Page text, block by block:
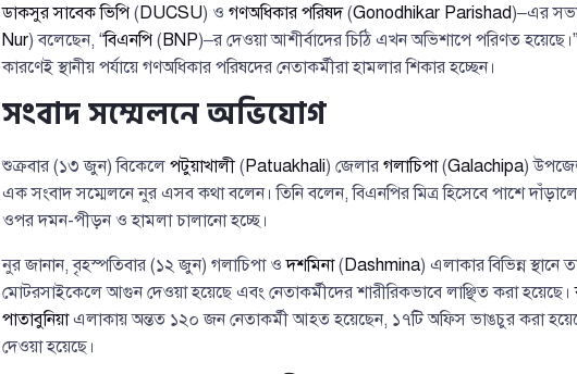
ডাকসুর সাবেক ভিপি(DUCSU) ও গণঅধিকার পরিষদ(Gonodhikar Parishad)–এর
Nur) বলেছেন, “বিএনপি(BNP)–র দেওয়া আশীর্বাদের চিঠি এখন অভিশাপে পরিণত
কারণেই স্থানীয় পর্যায়ে গণঅধিকার পরিষদের নেতাকর্মীরা হামলার শিকার হচ্ছেন।
সংবাদ সম্মেলনে অভিযোগ
শুক্রবার (১৩ জুন) বিকেলে পটুয়াখালী(Patuakhali) জেলার গলাচিপা(Galachipa)
এক সংবাদ সম্মেলনে নুর এসব কথা বলেন। তিনি বলেন, বিএনপির মিত্র হিসেবে পাশে
ওপর দমন-পীড়ন ও হামলা চালানো হচ্ছে।
নুর জানান, বৃহস্পতিবার (১২ জুন) গলাচিপা ওদশমিনা(Dashmina) এলাকার বিভিন্ন
মোটরসাইকেলে আগুন দেওয়া হয়েছে এবং নেতাকর্মীদের শারীরিকভাবে লাঞ্ছিত করা হয়েছে।
পাতাবুনিয়াএলাকায় অন্তত ১২০ জন নেতাকর্মী আহত হয়েছেন, ১৭টি অফিস ভাঙচুর করা
দেওয়া হয়েছে।